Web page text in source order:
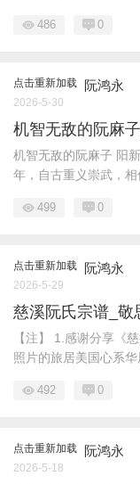
486 0
点击重新加载 阮鸿永
2026-5-30
机智无敌的阮麻
机智无敌的阮麻子 阳
年，自古重义崇武，相
499 0
点击重新加载 阮鸿永
2026-5-29
慈溪阮氏宗谱_敬
【注】 1.感谢分享《
照片的旅居美国心系华
492 0
点击重新加载 阮鸿永
2026-5-18